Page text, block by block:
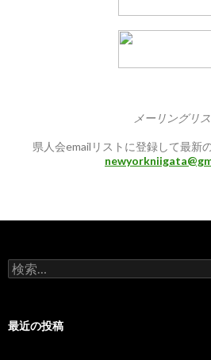
メーリングリ
県人会emailリストに登録して最新
検
索:
最近の投稿